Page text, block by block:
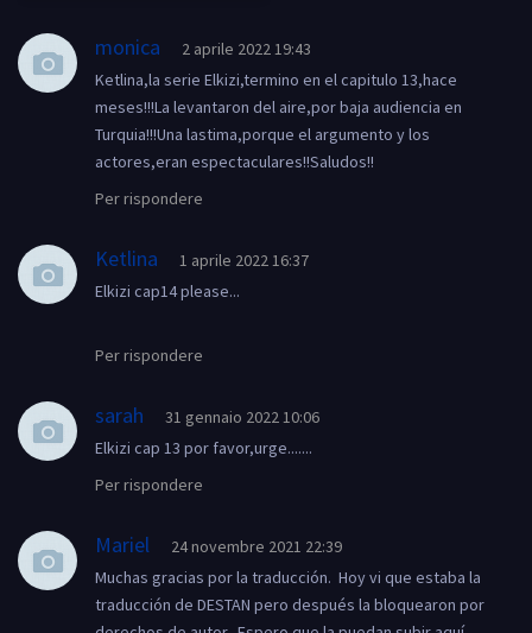
monica
2 aprile 2022 19:43
Ketlina,la serie Elkizi,termino en el capitulo 13,hace
meses!!!La levantaron del aire,por baja audiencia en
Turquia!!!Una lastima,porque el argumento y los
actores,eran espectaculares!!Saludos!!
Per rispondere
Ketlina
1 aprile 2022 16:37
Elkizi cap14 please...
Per rispondere
sarah
31 gennaio 2022 10:06
Elkizi cap 13 por favor,urge.......
Per rispondere
Mariel
24 novembre 2021 22:39
Muchas gracias por la traducción. Hoy vi que estaba la
traducción de DESTAN pero después la bloquearon por